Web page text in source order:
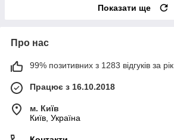
Показати ще
Про нас
99% позитивних з 1283 відгуків за рік
Працює з 16.10.2018
м. Київ
Київ, Україна